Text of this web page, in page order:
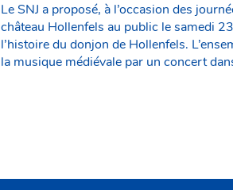
Le SNJ a proposé, à l’occasion des
château Hollenfels au public le samedi
l’histoire du donjon de Hollenfels.
la musique médiévale par un concert